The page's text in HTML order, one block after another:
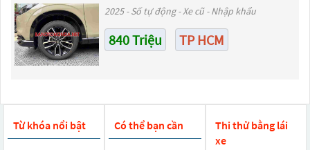
2025 - Số tự động - Xe cũ - Nhập khẩu
840 Triệu TP HCM
Từ khóa nổi bật Có thể bạn cần
Thi thử bằng lái
xe